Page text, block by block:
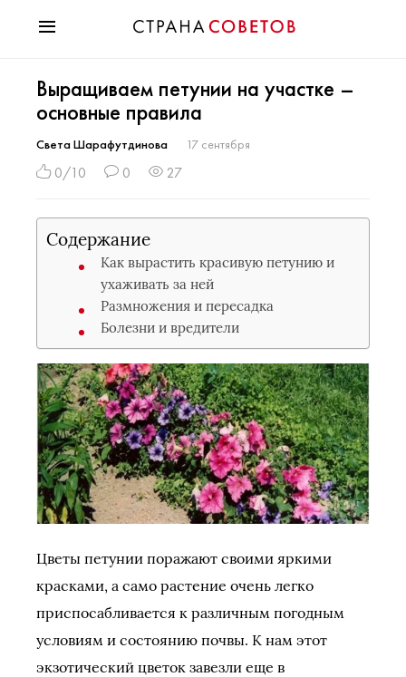
Мода
Звезды
Гороскопы
Здоровье
Хобби
Разное
Праздники
Выращиваем петунии на участке –
основные правила
Света Шарафутдинова 17 сентября
0/10 0 27
Содержание
Как вырастить красивую петунию и
ухаживать за ней
Размножения и пересадка
Болезни и вредители
Цветы петунии поражают своими яркими
красками, а само растение очень легко
приспосабливается к различным погодным
условиям и состоянию почвы. К нам этот
экзотический цветок завезли еще в